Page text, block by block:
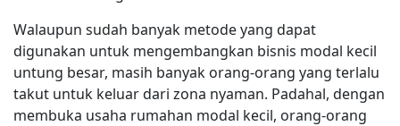
Walaupun sudah banyak metode yang dapat
digunakan untuk mengembangkan bisnis modal kecil
untung besar, masih banyak orang-orang yang terlalu
takut untuk keluar dari zona nyaman. Padahal, dengan
membuka usaha rumahan modal kecil, orang-orang